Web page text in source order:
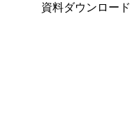
資料ダウンロード